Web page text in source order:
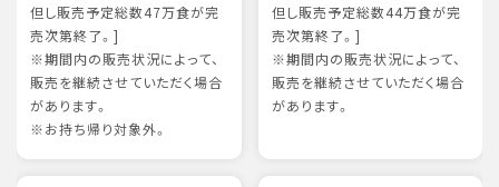
但し販売予定総数47万食が完
売次第終了。]
※期間内の販売状況によって、
販売を継続させていただく場合
があります。
※お持ち帰り対象外。
但し販売予定総数44万食が完
売次第終了。]
※期間内の販売状況によって、
販売を継続させていただく場合
があります。